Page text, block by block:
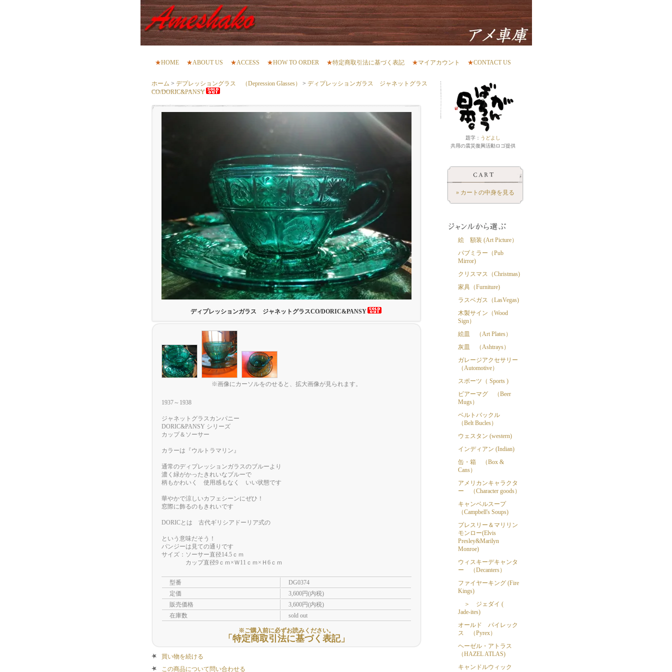
★HOME ★ABOUT US ★ACCESS ★HOW TO ORDER ★特定商取引法に基づく表記 ★マイアカウント ★CONTACT US
ホーム > デプレッショングラス （Depression Glasses） > ディプレッションガラス ジャネットグラス
CO/DORIC&PANSY
ディプレッションガラス ジャネットグラスCO/DORIC&PANSY
※画像にカーソルをのせると、拡大画像が見られます。
1937～1938
ジャネットグラスカンパニー
DORIC&PANSY シリーズ
カップ＆ソーサー
カラーは『ウルトラマリン』
通常のディプレッションガラスのブルーより
濃く緑がかったきれいなブルーで
柄もかわいく 使用感もなく いい状態です
華やかで涼しいカフェシーンにぜひ！
窓際に飾るのもきれいです
DORICとは 古代ギリシアドーリア式の
という意味だそう！
パンジーは見ての通りです
サイズ：ソーサー直径14.5ｃｍ
カップ直径9ｃｍ×Ｗ11ｃｍ×Ｈ6ｃｍ
型番
DG0374
定価
3,600円(内税)
販売価格
3,600円(内税)
在庫数
sold out
※ご購入前に必ずお読みください。
「特定商取引法に基づく表記」
買い物を続ける
この商品について問い合わせる
題字： うどよし
共用の震災復興活動ロゴ提供
» カートの中身を見る
絵 額装 (Art Picture）
パブミラー（Pub
Mirror)
クリスマス（Christmas)
家具（Furniture)
ラスベガス（LasVegas)
木製サイン（Wood
Sign）
絵皿 （Art Plates）
灰皿 （Ashtrays）
ガレージアクセサリー
（Automotive）
スポーツ（ Sports )
ビアーマグ （Beer
Mugs）
ベルトバックル
（Belt Bucles）
ウェスタン (western)
インディアン (Indian)
缶・箱 （Box &
Cans）
アメリカンキャラクタ
ー （Character goods）
キャンベルスープ
（Campbell's Soups)
プレスリー＆マリリン
モンロー(Elvis
Presley&Marilyn
Monroe)
ウィスキーデキャンタ
ー （Decanters）
ファイヤーキング (Fire
Kings)
＞ ジェダイ (
Jade-ites)
オールド パイレック
ス （Pyrex）
ヘーゼル・アトラス
（HAZEL ATLAS)
キャンドルウィック